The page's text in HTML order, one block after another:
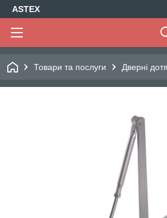
ASTEX
Товари та послуги Дверні